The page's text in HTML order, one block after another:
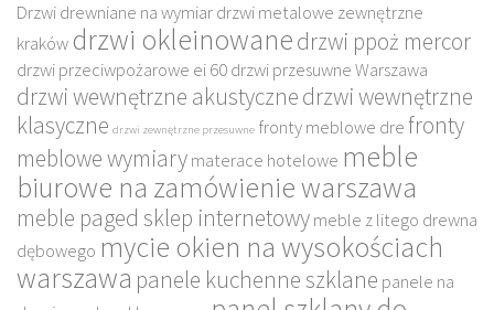
Drzwi drewniane na wymiardrzwi metalowe zewnętrzne
kraków drzwi okleinowanedrzwi ppoż mercor
drzwi przeciwpożarowe ei 60drzwi przesuwne Warszawa
drzwi wewnętrzne akustycznedrzwi wewnętrzne
klasyczne drzwi zewnętrzne przesuwne fronty meblowe drefronty
meblowe wymiarymaterace hotelowe meble
biurowe na zamówienie warszawa
meble paged sklep internetowymeble z litego drewna
dębowego mycie okien na wysokościach
warszawa panele kuchenne szklane panele na